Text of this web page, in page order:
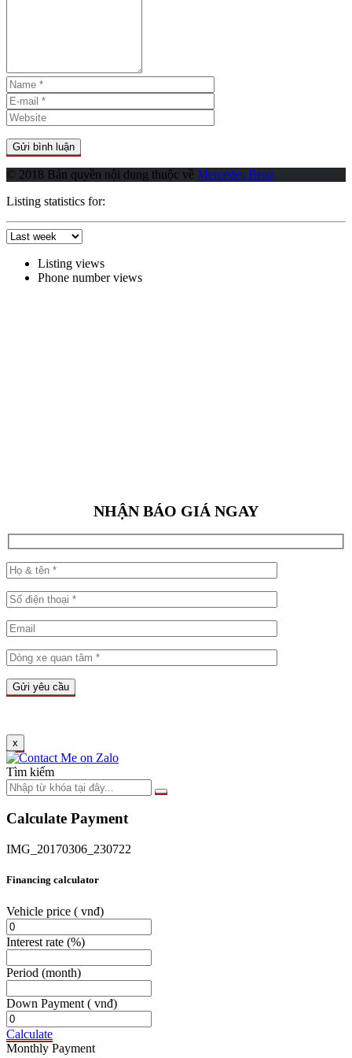
© 2018 Bản quyền nội dung thuộc về Mercedes Benz
Listing statistics for:
Listing views
Phone number views
NHẬN BÁO GIÁ NGAY
x
Tìm kiếm
Calculate Payment
IMG_20170306_230722
Financing calculator
Vehicle price ( vnđ)
Interest rate (%)
Period (month)
Down Payment ( vnđ)
Calculate
Monthly Payment